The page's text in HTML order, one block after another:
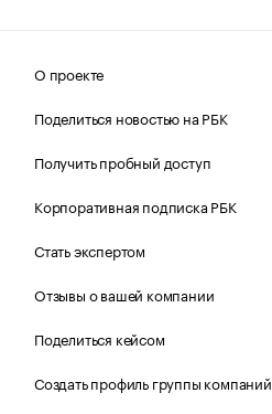
О проекте
Поделиться новостью на РБК
Получить пробный доступ
Корпоративная подписка РБК
Стать экспертом
Отзывы о вашей компании
Поделиться кейсом
Создать профиль группы компаний